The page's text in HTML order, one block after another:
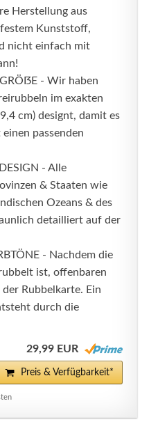
Herstellung aus
Kunststoff,
nicht einfach mit
- Wir haben
im exakten
cm) designt, damit es
passenden
- Alle
& Staaten wie
Ozeans & des
detailliert auf der
- Nachdem die
ist, offenbaren
Rubbelkarte. Ein
durch die
29,99 EUR
Preis & Verfügbarkeit*